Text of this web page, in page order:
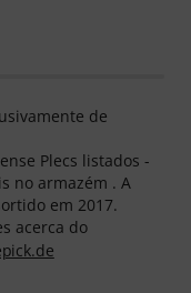
de
Plecs listados -
no armazém . A
em 2017.
acerca do